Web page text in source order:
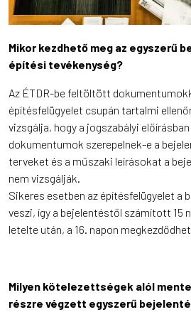
Mikor kezdhető meg az egyszerű
építési tevékenység?
Az ÉTDR-be feltöltött
építésfelügyelet csupán tartalmi
vizsgálja, hogy a jogszabályi
dokumentumok szerepelnek-e a
terveket és a műszaki leírásokat a
nem vizsgálják.
Sikeres esetben az építésfelügyelet a
veszi, így a bejelentéstől számított 15
letelte után, a 16. napon
Milyen kötelezettségek alól
részre végzett egyszerű